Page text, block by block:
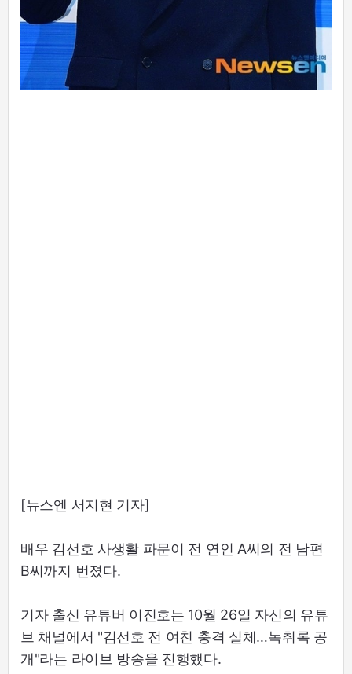
[뉴스엔 서지현 기자]
배우 김선호 사생활 파문이 전 연인 A씨의 전 남편
B씨까지 번졌다.
기자 출신 유튜버 이진호는 10월 26일 자신의 유튜
브 채널에서 "김선호 전 여친 충격 실체…녹취록 공
개"라는 라이브 방송을 진행했다.